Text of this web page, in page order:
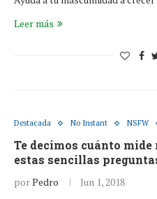
Leer más
Destacada No Instant NSFW
Te decimos cuánto mide
estas sencillas
porPedro Jun 1, 2018